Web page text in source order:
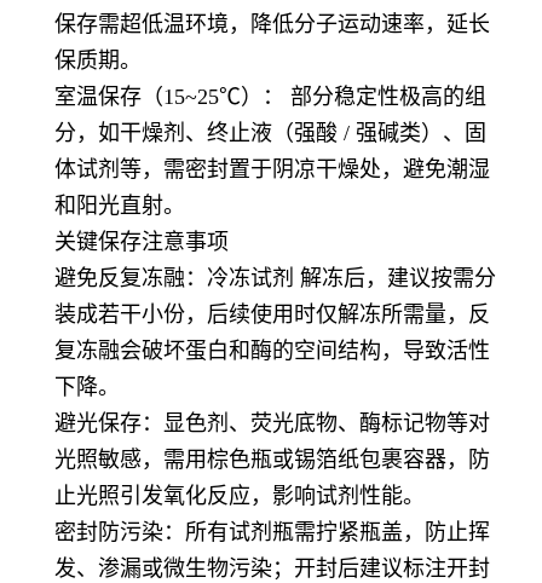
保存需超低温环境，降低分子运动速率，延长
保质期。
室温保存（15~25℃）： 部分稳定性极高的组
分，如干燥剂、终止液（强酸 / 强碱类）、固
体试剂等，需密封置于阴凉干燥处，避免潮湿
和阳光直射。
关键保存注意事项
避免反复冻融：冷冻试剂 解冻后，建议按需分
装成若干小份，后续使用时仅解冻所需量，反
复冻融会破坏蛋白和酶的空间结构，导致活性
下降。
避光保存：显色剂、荧光底物、酶标记物等对
光照敏感，需用棕色瓶或锡箔纸包裹容器，防
止光照引发氧化反应，影响试剂性能。
密封防污染：所有试剂瓶需拧紧瓶盖，防止挥
发、渗漏或微生物污染；开封后建议标注开封